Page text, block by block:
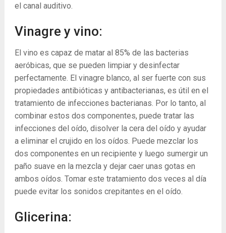
el canal auditivo.
Vinagre y vino:
El vino es capaz de matar al 85% de las bacterias
aeróbicas, que se pueden limpiar y desinfectar
perfectamente. El vinagre blanco, al ser fuerte con sus
propiedades antibióticas y antibacterianas, es útil en el
tratamiento de infecciones bacterianas. Por lo tanto, al
combinar estos dos componentes, puede tratar las
infecciones del oído, disolver la cera del oído y ayudar
a eliminar el crujido en los oídos. Puede mezclar los
dos componentes en un recipiente y luego sumergir un
paño suave en la mezcla y dejar caer unas gotas en
ambos oídos. Tomar este tratamiento dos veces al día
puede evitar los sonidos crepitantes en el oído.
Glicerina: